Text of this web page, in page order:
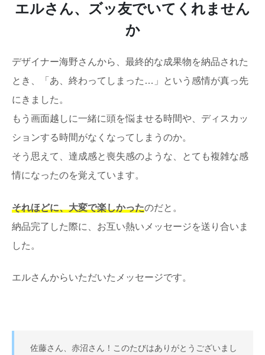
エルさん、ズッ友でいてくれません
か
デザイナー海野さんから、最終的な成果物を納品された
とき、「あ、終わってしまった…」という感情が真っ先
にきました。
もう画面越しに一緒に頭を悩ませる時間や、ディスカッ
ションする時間がなくなってしまうのか。
そう思えて、達成感と喪失感のような、とても複雑な感
情になったのを覚えています。
それほどに、大変で楽しかったのだと。
納品完了した際に、お互い熱いメッセージを送り合いま
した。
エルさんからいただいたメッセージです。
佐藤さん、赤沼さん！このたびはありがとうございまし